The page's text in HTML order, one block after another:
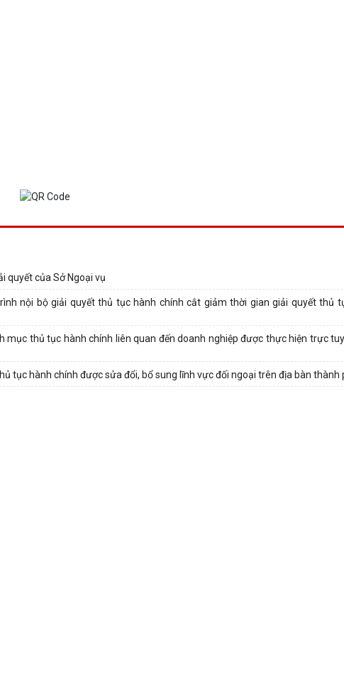
quyết của Sở Ngoại vụ
nội bộ giải quyết thủ tục hành chính cắt giảm thời gian giải quyết thủ
mục thủ tục hành chính liên quan đến doanh nghiệp được thực hiện trực
tục hành chính được sửa đổi, bổ sung lĩnh vực đối ngoại trên địa bàn thành